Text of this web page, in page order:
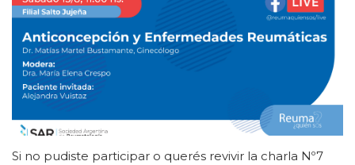
Si no pudiste participar o querés revivir la charla Nº7